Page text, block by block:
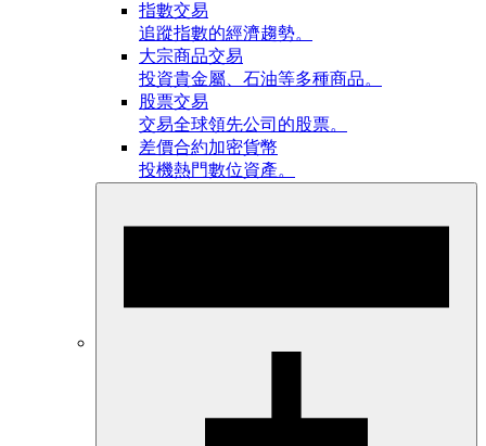
指數交易
追蹤指數的經濟趨勢。
大宗商品交易
投資貴金屬、石油等多種商品。
股票交易
交易全球領先公司的股票。
差價合約加密貨幣
投機熱門數位資產。